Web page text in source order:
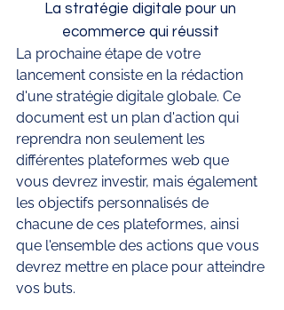
La stratégie digitale pour un
ecommerce qui réussit
La prochaine étape de votre
lancement consiste en la rédaction
d'une stratégie digitale globale. Ce
document est un plan d'action qui
reprendra non seulement les
différentes plateformes web que
vous devrez investir, mais également
les objectifs personnalisés de
chacune de ces plateformes, ainsi
que l'ensemble des actions que vous
devrez mettre en place pour atteindre
vos buts.